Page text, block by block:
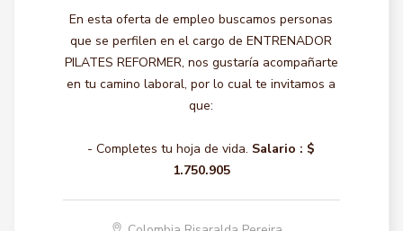
En esta oferta de empleo buscamos personas
que se perfilen en el cargo de ENTRENADOR
PILATES REFORMER, nos gustaría acompañarte
en tu camino laboral, por lo cual te invitamos a
que:
- Completes tu hoja de vida. Salario : $
1.750.905